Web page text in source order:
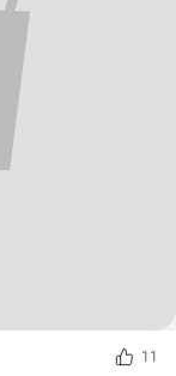
11